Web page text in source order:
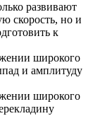
развивают
скорость, но и
к
широкого
и амплитуду
широкого